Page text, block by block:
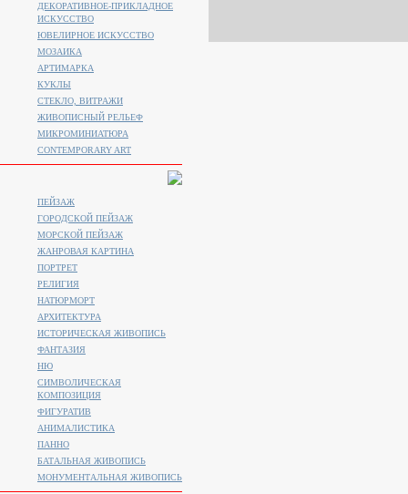
ДЕКОРАТИВНОЕ-ПРИКЛАДНОЕ
ИСКУССТВО
ЮВЕЛИРНОЕ ИСКУССТВО
МОЗАИКА
АРТИМАРКА
КУКЛЫ
СТЕКЛО, ВИТРАЖИ
ЖИВОПИСНЫЙ РЕЛЬЕФ
МИКРОМИНИАТЮРА
CONTEMPORARY ART
ПЕЙЗАЖ
ГОРОДСКОЙ ПЕЙЗАЖ
МОРСКОЙ ПЕЙЗАЖ
ЖАНРОВАЯ КАРТИНА
ПОРТРЕТ
РЕЛИГИЯ
НАТЮРМОРТ
АРХИТЕКТУРА
ИСТОРИЧЕСКАЯ ЖИВОПИСЬ
ФАНТАЗИЯ
НЮ
СИМВОЛИЧЕСКАЯ
КОМПОЗИЦИЯ
ФИГУРАТИВ
АНИМАЛИСТИКA
ПАННО
БАТАЛЬНАЯ ЖИВОПИСЬ
МОНУМЕНТАЛЬНАЯ ЖИВОПИСЬ